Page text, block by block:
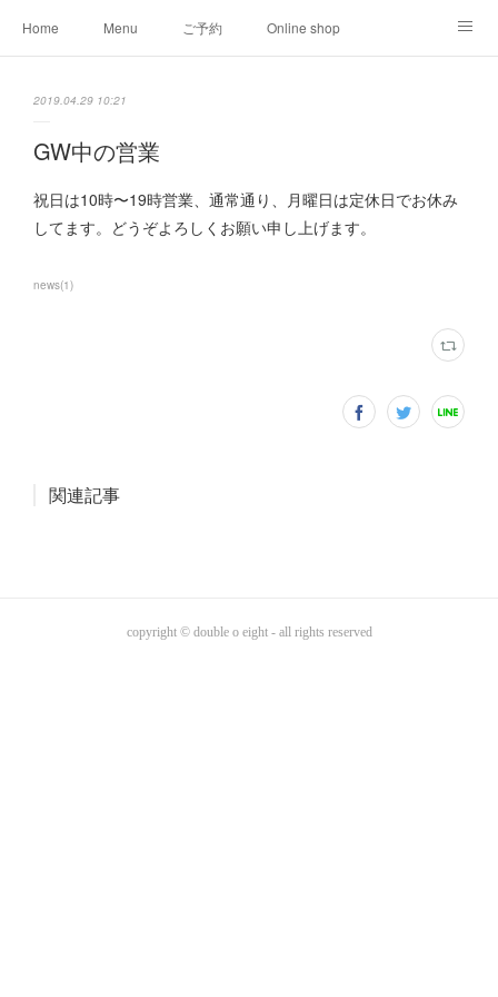
Home Menu ご予約 Online shop
2019.04.29 10:21
GW中の営業
祝日は10時〜19時営業、通常通り、月曜日は定休日でお休み
してます。どうぞよろしくお願い申し上げます。
news(1)
関連記事
copyright © double o eight - all rights reserved